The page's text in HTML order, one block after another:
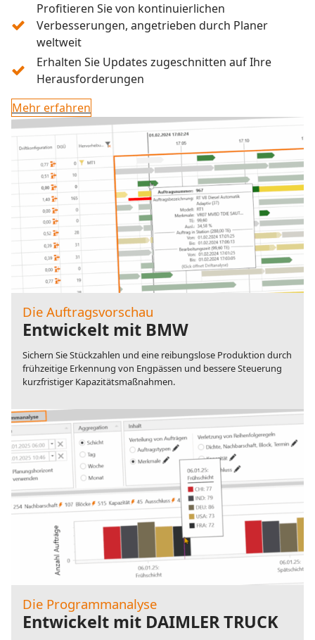
Profitieren Sie von kontinuierlichen
Verbesserungen, angetrieben durch Planer
weltweit
Erhalten Sie Updates zugeschnitten auf Ihre
Herausforderungen
Mehr erfahren
Die Auftragsvorschau
Entwickelt mit BMW
Sichern Sie Stückzahlen und eine reibungslose Produktion durch
frühzeitige Erkennung von Engpässen und bessere Steuerung
kurzfristiger Kapazitätsmaßnahmen.
Die Programmanalyse
Entwickelt mit DAIMLER TRUCK